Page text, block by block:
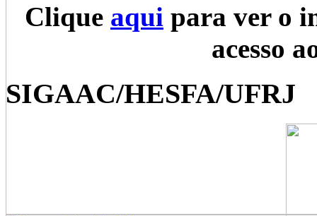
Clique aqui para ver o
acesso
SIGAAC/HESFA/UFRJ